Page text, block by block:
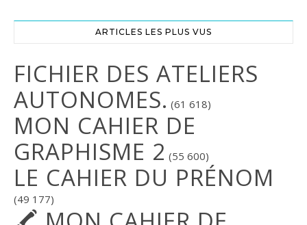
ARTICLES LES PLUS VUS
FICHIER DES ATELIERS
AUTONOMES. (61 618)
MON CAHIER DE
GRAPHISME 2 (55 600)
LE CAHIER DU PRÉNOM
(49 177)